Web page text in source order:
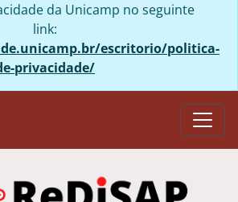
da Unicamp no seguinte
link:
escritorio/politica-
privacidade/